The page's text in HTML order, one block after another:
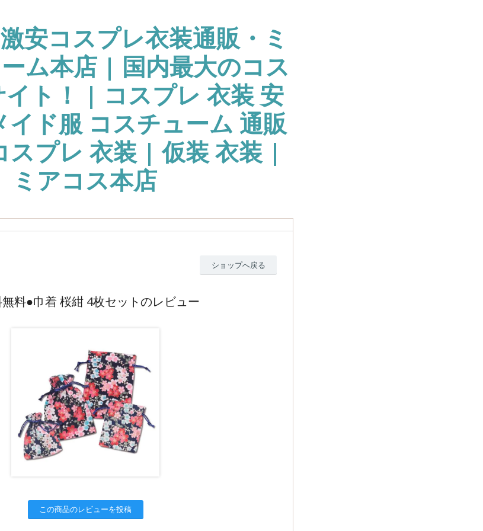
安コスプレ衣装通販・ミ
ム本店 | 国内最大のコス
ト！ | コスプレ 衣装 安
ド服 コスチューム 通販
スプレ 衣装 | 仮装 衣装 |
ミアコス本店
ショップへ戻る
料●巾着 桜紺 4枚セットのレビュー
この商品のレビューを投稿